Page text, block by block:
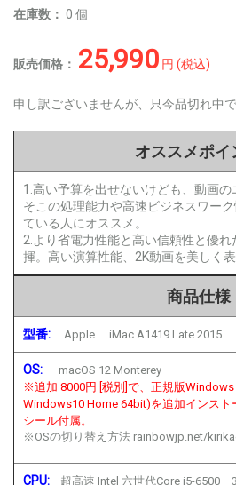
在庫数： 0 個
販売価格： 25,990 円 (税込)
申し訳ございませんが、只今品切れ中で
オススメポイ
1.高い予算を出せないけども、動画の
そこの処理能力や高速ビジネスワー
ている人にオススメ。
2.より省電力性能と高い信頼性と優
揮。高い演算性能、2K動画を美しく表
商品仕様
型番: Apple iMac A1419 Late 2015
OS: macOS 12 Monterey
※追加 8000円 [税別]で、正規版
Windows10 Home 64bit)を追加インスト
シール付属。
※OSの切り替え方法 rainbowjp.net/
CPU: 超高速 Intel 六世代Core i5-